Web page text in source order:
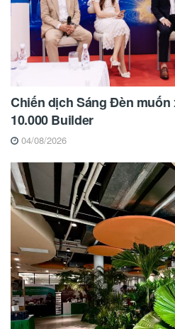
Chiến dịch Sáng Đèn
10.000 Builder
04/08/2026